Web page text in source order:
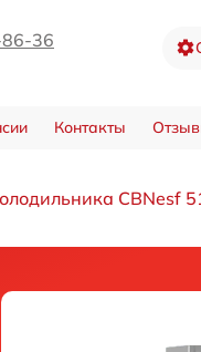
36
Контакты
CBNesf